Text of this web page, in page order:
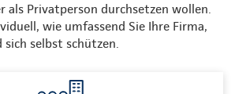
als Privatperson durchsetzen wollen.
wie umfassend Sie Ihre Firma,
selbst schützen.